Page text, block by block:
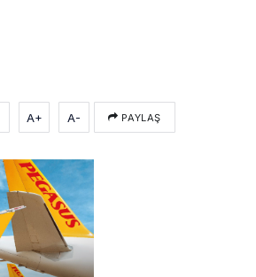
A+ A- PAYLAŞ